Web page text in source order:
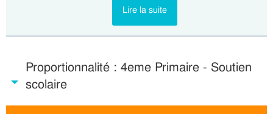
Lire la suite
Proportionnalité : 4eme Primaire - Soutien
scolaire